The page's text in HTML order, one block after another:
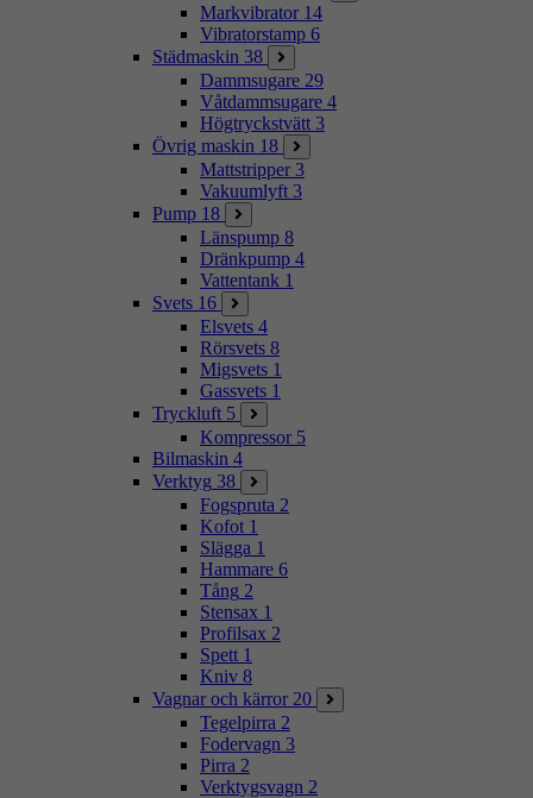
Markvibrator 14
Vibratorstamp 6
Städmaskin 38
Dammsugare 29
Våtdammsugare 4
Högtryckstvätt 3
Övrig maskin 18
Mattstripper 3
Vakuumlyft 3
Pump 18
Länspump 8
Dränkpump 4
Vattentank 1
Svets 16
Elsvets 4
Rörsvets 8
Migsvets 1
Gassvets 1
Tryckluft 5
Kompressor 5
Bilmaskin 4
Verktyg 38
Fogspruta 2
Kofot 1
Slägga 1
Hammare 6
Tång 2
Stensax 1
Profilsax 2
Spett 1
Kniv 8
Vagnar och kärror 20
Tegelpirra 2
Fodervagn 3
Pirra 2
Verktygsvagn 2